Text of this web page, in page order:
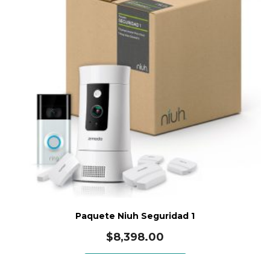
Paquete Niuh Seguridad 1
$8,398.00